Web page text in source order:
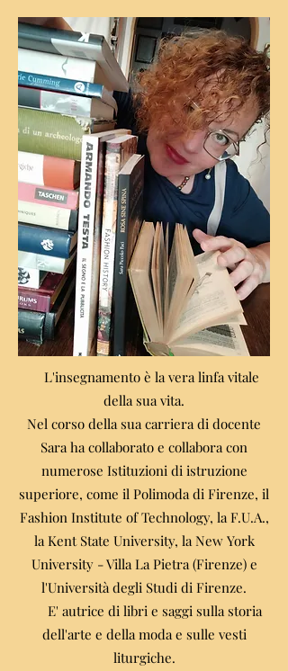
L'insegnamento è la vera linfa vitale
della sua vita.
Nel corso della sua carriera di docente
Sara ha collaborato e collabora con
numerose Istituzioni di istruzione
superiore, come il Polimoda di Firenze, il
Fashion Institute of Technology, la F.U.A.,
la Kent State University, la New York
University - Villa La Pietra (Firenze) e
l'Università degli Studi di Firenze.
E' autrice di libri e saggi sulla storia
dell'arte e della moda e sulle vesti
liturgiche.